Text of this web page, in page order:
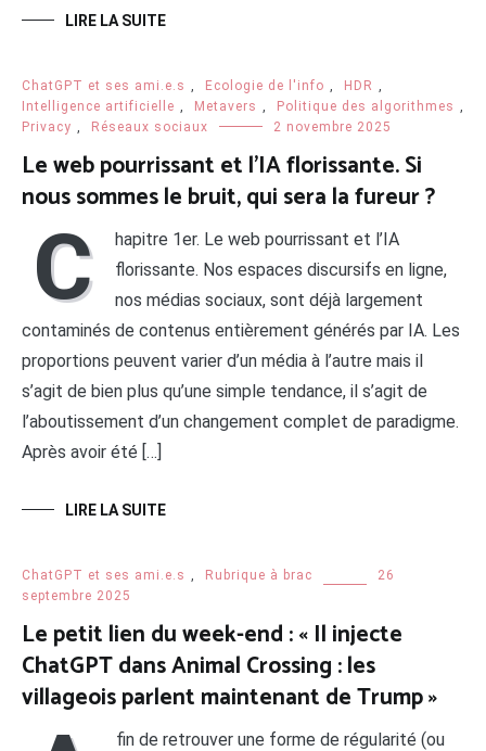
LIRE LA SUITE
ChatGPT et ses ami.e.s Ecologie de l'info HDR
Intelligence artificielle
Metavers Politique des algorithmes
Privacy
Réseaux sociaux 2 novembre 2025
Le web pourrissant et l’IA florissante. Si
nous sommes le bruit, qui sera la fureur ?
C
hapitre 1er. Le web pourrissant et l’IA
florissante. Nos espaces discursifs en ligne,
nos médias sociaux, sont déjà largement
contaminés de contenus entièrement générés par IA. Les
proportions peuvent varier d’un média à l’autre mais il
s’agit de bien plus qu’une simple tendance, il s’agit de
l’aboutissement d’un changement complet de paradigme.
Après avoir été […]
LIRE LA SUITE
ChatGPT et ses ami.e.s Rubrique à brac
26
septembre 2025
Le petit lien du week-end : « Il injecte
ChatGPT dans Animal Crossing : les
villageois parlent maintenant de Trump »
fin de retrouver une forme de régularité (ou